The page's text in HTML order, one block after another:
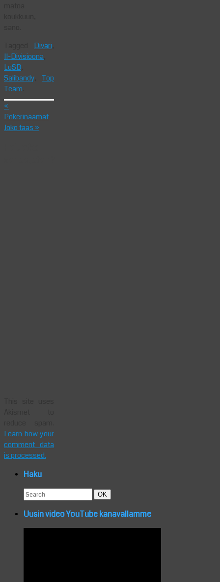
Divari
II-Divisioona
LoSB
Salibandy
Top
Team
«
Pokerinaamat
Joko taas »
Learn how your
comment data
is processed.
Haku
Search
for:
Search
OK
Uusin video YouTube kanavallamme